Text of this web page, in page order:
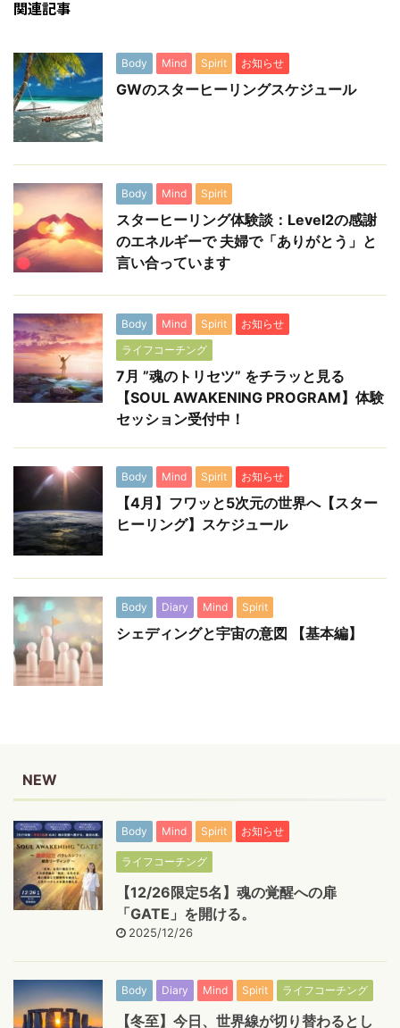
関連記事
Body Mind Spirit お知らせ
GWのスターヒーリングスケジュール
Body Mind Spirit
スターヒーリング体験談：Level2の感謝
のエネルギーで 夫婦で「ありがとう」と
言い合っています
Body Mind Spirit
お知らせ
ライフコーチング
7月 ”魂のトリセツ” をチラッと見る
【SOUL AWAKENING PROGRAM】体験
セッション受付中！
Body Mind Spirit お知らせ
【4月】フワッと5次元の世界へ【スター
ヒーリング】スケジュール
Body Diary Mind Spirit
シェディングと宇宙の意図 【基本編】
NEW
Body Mind Spirit お知らせ
ライフコーチング
【12/26限定5名】魂の覚醒への扉
「GATE」を開ける。
2025/12/26
Body Diary Mind Spirit ライフコーチング
【冬至】今日、世界線が切り替わるとし